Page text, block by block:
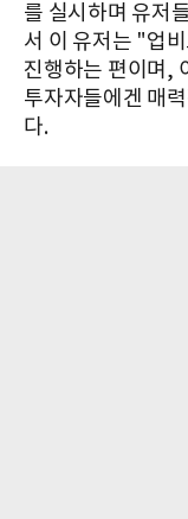
를 실시하며 유저
서 이 유저는 "업
진행하는 편이며,
투자자들에겐 매
다.